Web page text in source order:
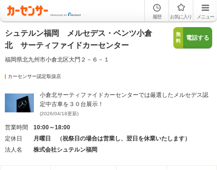
履歴 お気に入り メニュー
シュテルン福岡 メルセデス・ベンツ小倉
北 サーティファイドカーセンター
福岡県北九州市小倉北区大門２－６－１
無
料
電話する
カーセンサー認定取扱店
小倉北サーティファイドカーセンターでは厳選したメルセデス認
定中古車を３０台展示！
(2026/04/18更新)
営業時間
10:00～18:00
定休日
月曜日 （祝祭日の場合は営業し、翌日を休業いたします）
法人名
株式会社シュテルン福岡